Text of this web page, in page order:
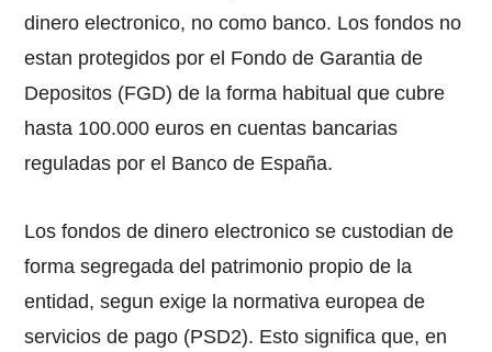
dinero electronico, no como banco. Los fondos no
estan protegidos por el Fondo de Garantia de
Depositos (FGD) de la forma habitual que cubre
hasta 100.000 euros en cuentas bancarias
reguladas por el Banco de España.
Los fondos de dinero electronico se custodian de
forma segregada del patrimonio propio de la
entidad, segun exige la normativa europea de
servicios de pago (PSD2). Esto significa que, en